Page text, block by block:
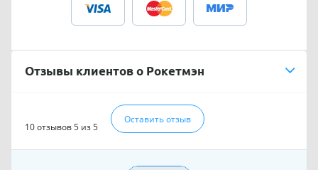
Отзывы клиентов о Рокетмэн
10 отзывов5 из 5
Оставить отзыв